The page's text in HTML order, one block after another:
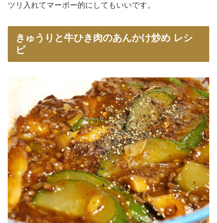
ツリ入れてマーボー的にしてもいいです。
きゅうりと牛ひき肉のあんかけ炒め レシ
ピ